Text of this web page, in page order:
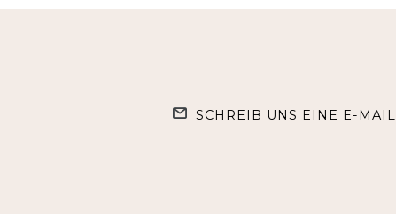
SCHREIB UNS EINE E-MAIL